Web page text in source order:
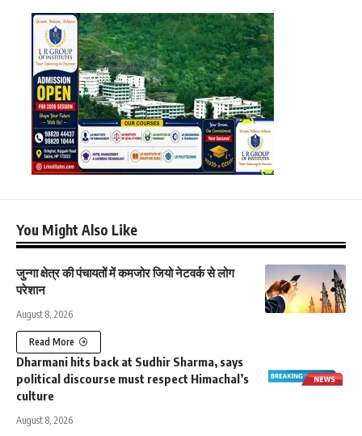
You Might Also Like
जुन्गा क्षेत्र की पंचायतों में कमजोर जियो नेटवर्क से लोग
परेशान
August 8, 2026
Read More
Dharmani hits back at Sudhir Sharma, says
political discourse must respect Himachal’s
culture
August 8, 2026